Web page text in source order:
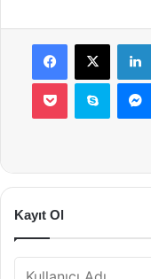
Facebook
X
Pocket Skype
Kayıt Ol